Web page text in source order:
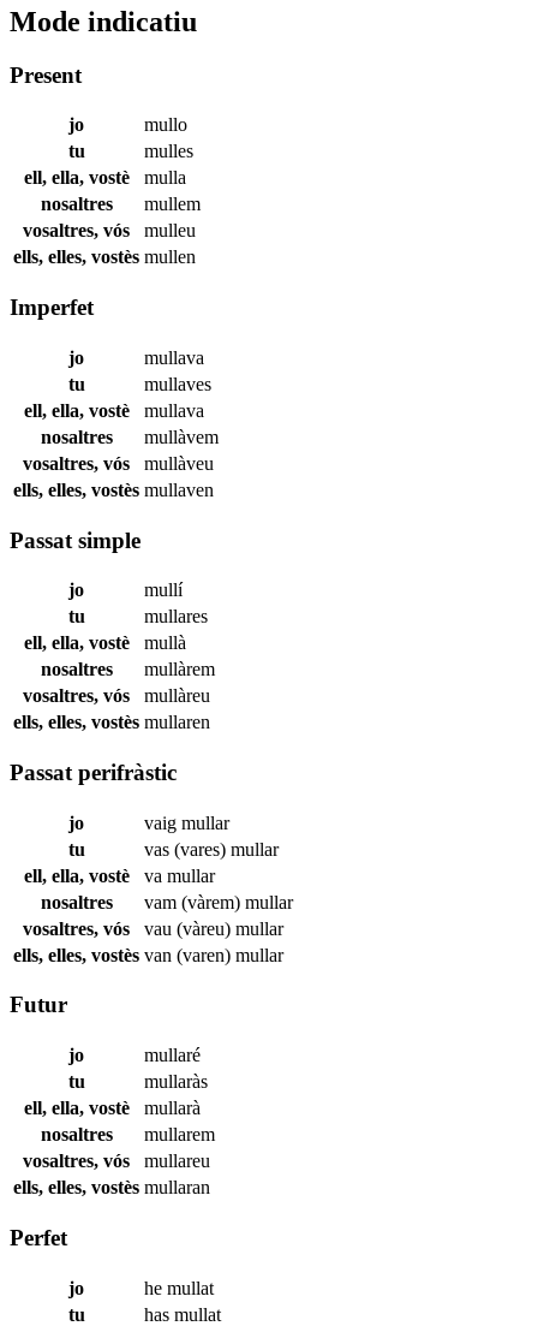
Mode indicatiu
Present
jo
mullo
tu
mulles
ell, ella, vostè
mulla
nosaltres
mullem
vosaltres, vós
mulleu
ells, elles, vostès mullen
Imperfet
jo
mullava
tu
mullaves
ell, ella, vostè
mullava
nosaltres
mullàvem
vosaltres, vós
mullàveu
ells, elles, vostès mullaven
Passat simple
jo
mullí
tu
mullares
ell, ella, vostè
mullà
nosaltres
mullàrem
vosaltres, vós
mullàreu
ells, elles, vostès mullaren
Passat perifràstic
jo vaig mullar
tu
vas (vares) mullar
ell, ella, vostè
va mullar
nosaltres
vam (vàrem) mullar
vosaltres, vós
vau (vàreu) mullar
ells, elles, vostès van (varen) mullar
Futur
jo
mullaré
tu
mullaràs
ell, ella, vostè
mullarà
nosaltres
mullarem
vosaltres, vós
mullareu
ells, elles, vostès mullaran
Perfet
jo he mullat
tu
has mullat